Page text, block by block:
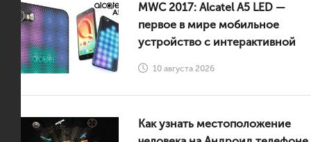
MWC 2017: Alcatel A5 LED —
первое в мире мобильное
устройство с интерактивной
10 августа 2026
Как узнать местоположение